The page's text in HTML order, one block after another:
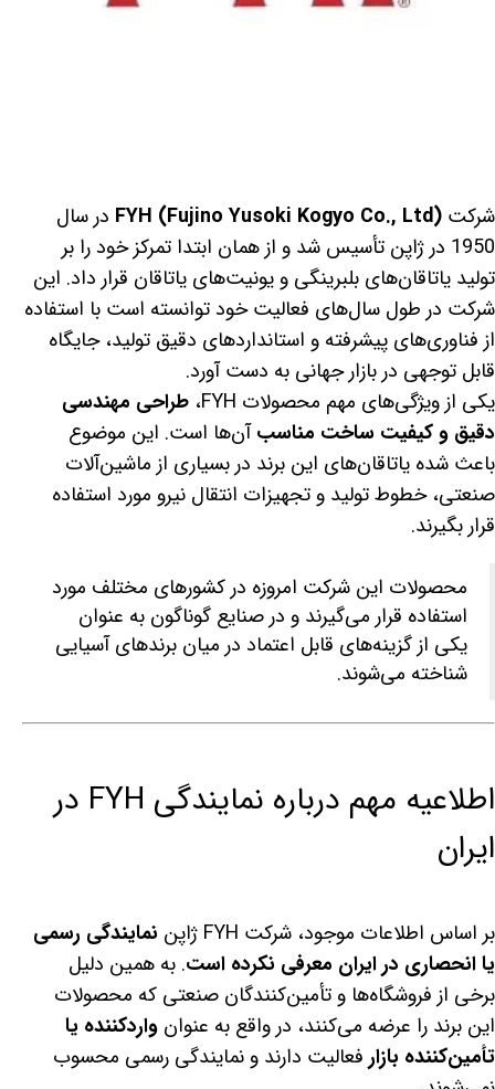
شرکتFYH (Fujino Yusoki Kogyo Co., Ltd) در سال
1950 در ژاپن تأسیس شد و از همان ابتدا تمرکز خود را بر
تولید یاتاقان‌های بلبرینگی و یونیت‌های یاتاقان قرار داد. این
شرکت در طول سال‌های فعالیت خود توانسته است با استفاده
از فناوری‌های پیشرفته و استانداردهای دقیق تولید، جایگاه
قابل توجهی در بازار جهانی به دست آورد.
یکی از ویژگی‌های مهم محصولات FYH،
طراحی مهندسی
دقیق و کیفیت ساخت مناسبآن‌ها است. این موضوع
باعث شده یاتاقان‌های این برند در بسیاری از ماشین‌آلات
صنعتی، خطوط تولید و تجهیزات انتقال نیرو مورد استفاده
قرار بگیرند.
محصولات این شرکت امروزه در کشورهای مختلف مورد
استفاده قرار می‌گیرند و در صنایع گوناگون به عنوان
یکی از گزینه‌های قابل اعتماد در میان برندهای آسیایی
شناخته می‌شوند.
اطلاعیه مهم درباره نمایندگی FYH در
ایران
بر اساس اطلاعات موجود، شرکت FYH ژاپن
نمایندگی رسمی
یا انحصاری در ایران معرفی نکرده است. به همین دلیل
برخی از فروشگاه‌ها و تأمین‌کنندگان صنعتی که محصولات
این برند را عرضه می‌کنند، در واقع به عنوانواردکننده یا
تأمین‌کننده بازار فعالیت دارند و نمایندگی رسمی محسوب